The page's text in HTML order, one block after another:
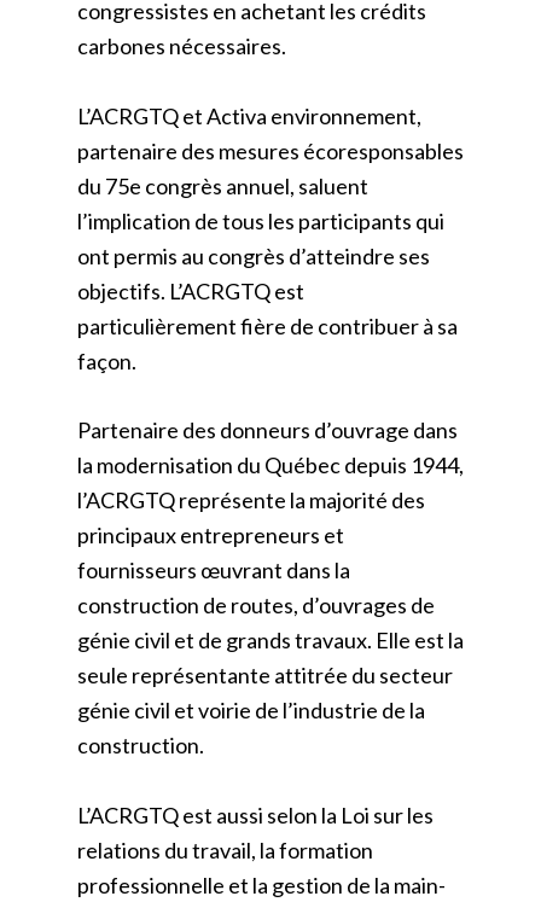
congressistes en achetant les crédits
carbones nécessaires.
L’ACRGTQ et Activa environnement,
partenaire des mesures écoresponsables
du 75e congrès annuel, saluent
l’implication de tous les participants qui
ont permis au congrès d’atteindre ses
objectifs. L’ACRGTQ est
particulièrement fière de contribuer à sa
façon.
Partenaire des donneurs d’ouvrage dans
la modernisation du Québec depuis 1944,
l’ACRGTQ représente la majorité des
principaux entrepreneurs et
fournisseurs œuvrant dans la
construction de routes, d’ouvrages de
génie civil et de grands travaux. Elle est la
seule représentante attitrée du secteur
génie civil et voirie de l’industrie de la
construction.
L’ACRGTQ est aussi selon la Loi sur les
relations du travail, la formation
professionnelle et la gestion de la main-